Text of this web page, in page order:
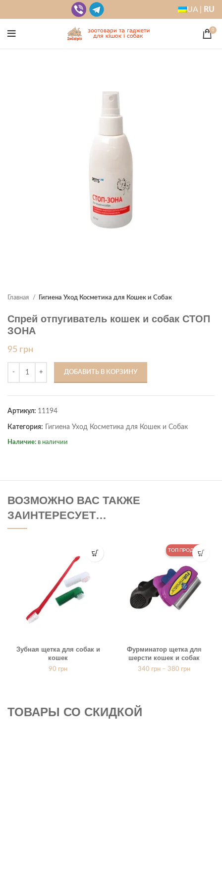
UA | RU
0
Главная Гигиена Уход Косметика для Кошек и Собак
Спрей отпугиватель кошек и собак СТОП
ЗОНА
95 грн
ДОБАВИТЬ В КОРЗИНУ
Артикул: 11194
Категория: Гигиена Уход Косметика для Кошек и Собак
Наличие: в наличии
ВОЗМОЖНО ВАС ТАКЖЕ
ЗАИНТЕРЕСУЕТ…
Зубная щетка для собак и
кошек
90 грн
ТОП ПРОДАЖ
Фурминатор щетка для
шерсти кошек и собак
340 грн – 380 грн
ТОВАРЫ СО СКИДКОЙ